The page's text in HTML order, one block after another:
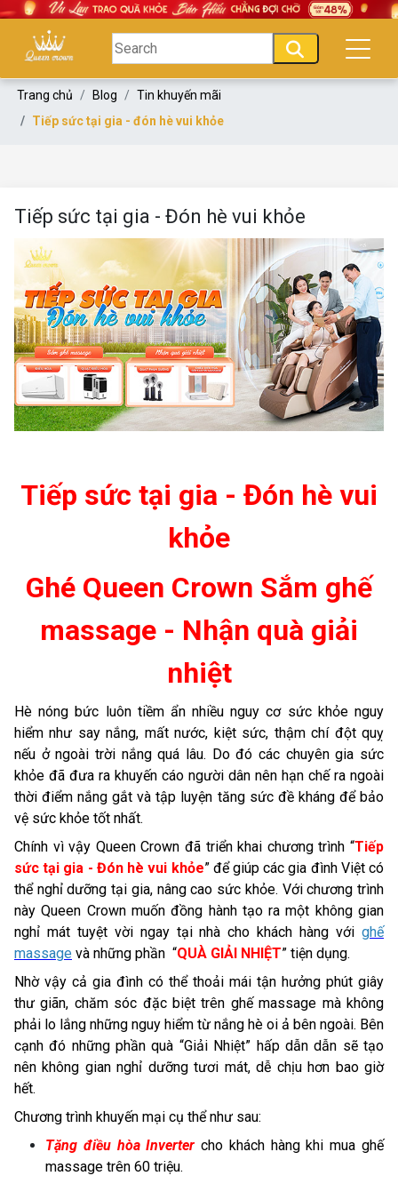
Trang chủ Blog
Tin khuyến mãi
Tiếp sức tại gia - đón hè vui khỏe
Tiếp sức tại gia - Đón hè vui khỏe
Tiếp sức tại gia - Đón hè vui
khỏe
Ghé Queen Crown Sắm ghế
massage - Nhận quà giải
nhiệt
Hè nóng bức luôn tiềm ẩn nhiều nguy cơ sức khỏe nguy
hiểm như say nắng, mất nước, kiệt sức, thậm chí đột quỵ
nếu ở ngoài trời nắng quá lâu. Do đó các chuyên gia sức
khỏe đã đưa ra khuyến cáo người dân nên hạn chế ra ngoài
thời điểm nắng gắt và tập luyện tăng sức đề kháng để bảo
vệ sức khỏe tốt nhất.
Chính vì vậy Queen Crown đã triển khai chương trình “Tiếp
sức tại gia - Đón hè vui khỏe” để giúp các gia đình Việt có
thể nghỉ dưỡng tại gia, nâng cao sức khỏe. Với chương trình
này Queen Crown muốn đồng hành tạo ra một không gian
nghỉ mát tuyệt vời ngay tại nhà cho khách hàng với ghế
massage và những phần “QUÀ GIẢI NHIỆT” tiện dụng.
Nhờ vậy cả gia đình có thể thoải mái tận hưởng phút giây
thư giãn, chăm sóc đặc biệt trên ghế massage mà không
phải lo lắng những nguy hiểm từ nắng hè oi ả bên ngoài. Bên
cạnh đó những phần quà “Giải Nhiệt” hấp dẫn dẫn sẽ tạo
nên không gian nghỉ dưỡng tươi mát, dễ chịu hơn bao giờ
hết.
Chương trình khuyến mại cụ thể như sau:
Tặng điều hòa Invertercho khách hàng khi mua ghế
massage trên 60 triệu.